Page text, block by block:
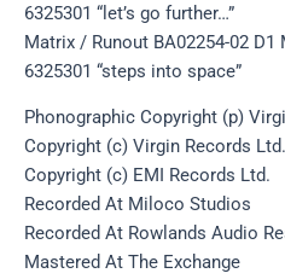
6325301 “let’s go further…”
Matrix / Runout BA02254-02 D1
6325301 “steps into space”
Phonographic Copyright (p)
Copyright (c) Virgin Records Ltd.
Copyright (c) EMI Records Ltd.
Recorded At Miloco Studios
Recorded At Rowlands Audio
Mastered At The Exchange